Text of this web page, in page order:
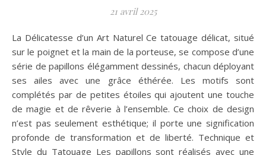
21 avril 2025
La Délicatesse d’un Art Naturel Ce tatouage délicat, situé
sur le poignet et la main de la porteuse, se compose d’une
série de papillons élégamment dessinés, chacun déployant
ses ailes avec une grâce éthérée. Les motifs sont
complétés par de petites étoiles qui ajoutent une touche
de magie et de rêverie à l’ensemble. Ce choix de design
n’est pas seulement esthétique; il porte une signification
profonde de transformation et de liberté. Technique et
Style du Tatouage Les papillons sont réalisés avec une